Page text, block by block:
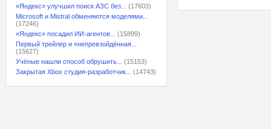
«Яндекс» улучшил поиск АЗС без...
(17603)
Microsoft и Mistral обменяются моделями...
(17246)
«Яндекс» посадил ИИ-агентов...
(15899)
Первый трейлер и «непревзойдённая...
(15627)
Учёные нашли способ обрушить...
(15153)
Закрытая Xbox студия-разработчик...
(14743)